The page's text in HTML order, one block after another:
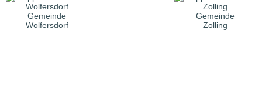
Gemeinde
Wolfersdorf
Gemeinde
Zolling